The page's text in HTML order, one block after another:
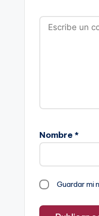
Nombre *
Guardar mi